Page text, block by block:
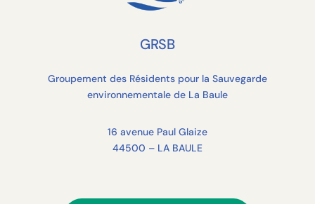
GRSB
Groupement des Résidents pour la Sauvegarde
environnementale de La Baule
16 avenue Paul Glaize
44500 – LA BAULE